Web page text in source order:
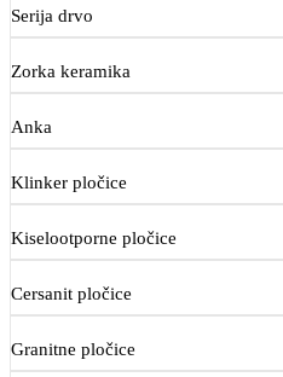
Serija drvo
Zorka keramika
Anka
Klinker pločice
Kiselootporne pločice
Cersanit pločice
Granitne pločice